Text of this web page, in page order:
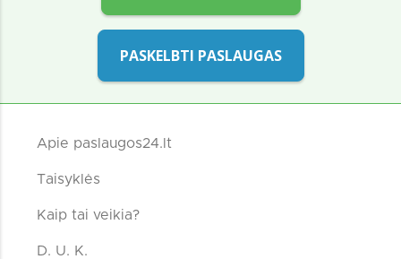
PASKELBTI PASLAUGAS
Apie paslaugos24.lt
Taisyklės
Kaip tai veikia?
D. U. K.